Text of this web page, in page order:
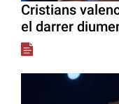
Cristians
el darrer